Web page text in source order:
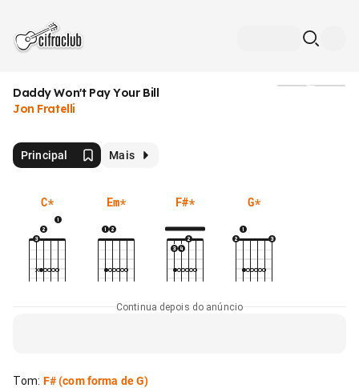
Daddy Won't Pay Your Bill
Jon Fratelli
Principal Mais
C* Em* F#* G*
Continua depois do anúncio
Tom: F#(com forma de G)